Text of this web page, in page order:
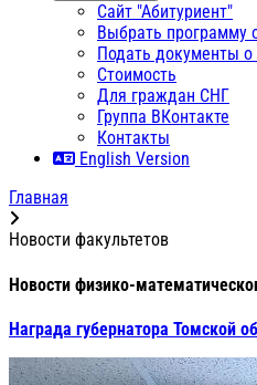
Сайт "Абитуриент"
Выбрать программу
Подать документы
Стоимость
Для граждан СНГ
Группа ВКонтакте
Контакты
English Version
Главная
Новости факультетов
Новости физико-
Награда губернатора Томской